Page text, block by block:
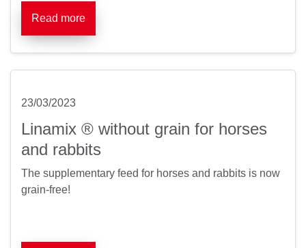
Read more
23/03/2023
Linamix ® without grain for horses
and rabbits
The supplementary feed for horses and rabbits is now
grain-free!